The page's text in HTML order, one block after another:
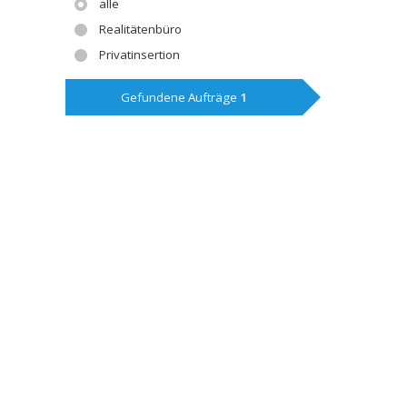
alle
Realitätenbüro
Privatinsertion
Gefundene Aufträge 1